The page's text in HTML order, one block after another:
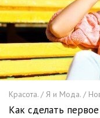
Красота. / Я и Мода. /
Как сделать